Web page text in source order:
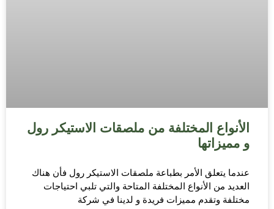
الأنواع المختلفة من ملصقات الاستيكر رول
و مميزاتها
عندما يتعلق الأمر بطباعة ملصقات الاستيكر رول فأن هناك
العديد من الأنواع المختلفة المتاحة والتي تلبي احتياجات
مختلفة وتقدم مميزات فريدة و لدينا في شركة